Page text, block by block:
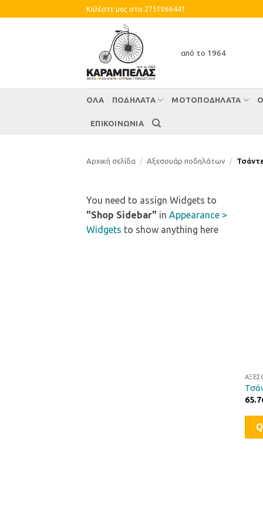
to
Καλέστε μας στο 2751066441
από το 1964
ΌΛΑ ΠΟΔΗΛΑΤΑ ΜΟΤΟΠΟΔΗΛΑΤΑ
ΕΠΙΚΟΙΝΩΝΙΑ
Αρχική σελίδα / Αξεσουάρ ποδηλάτων /
You need to assign Widgets to
"Shop Sidebar" in Appearance >
Widgets to show anything here